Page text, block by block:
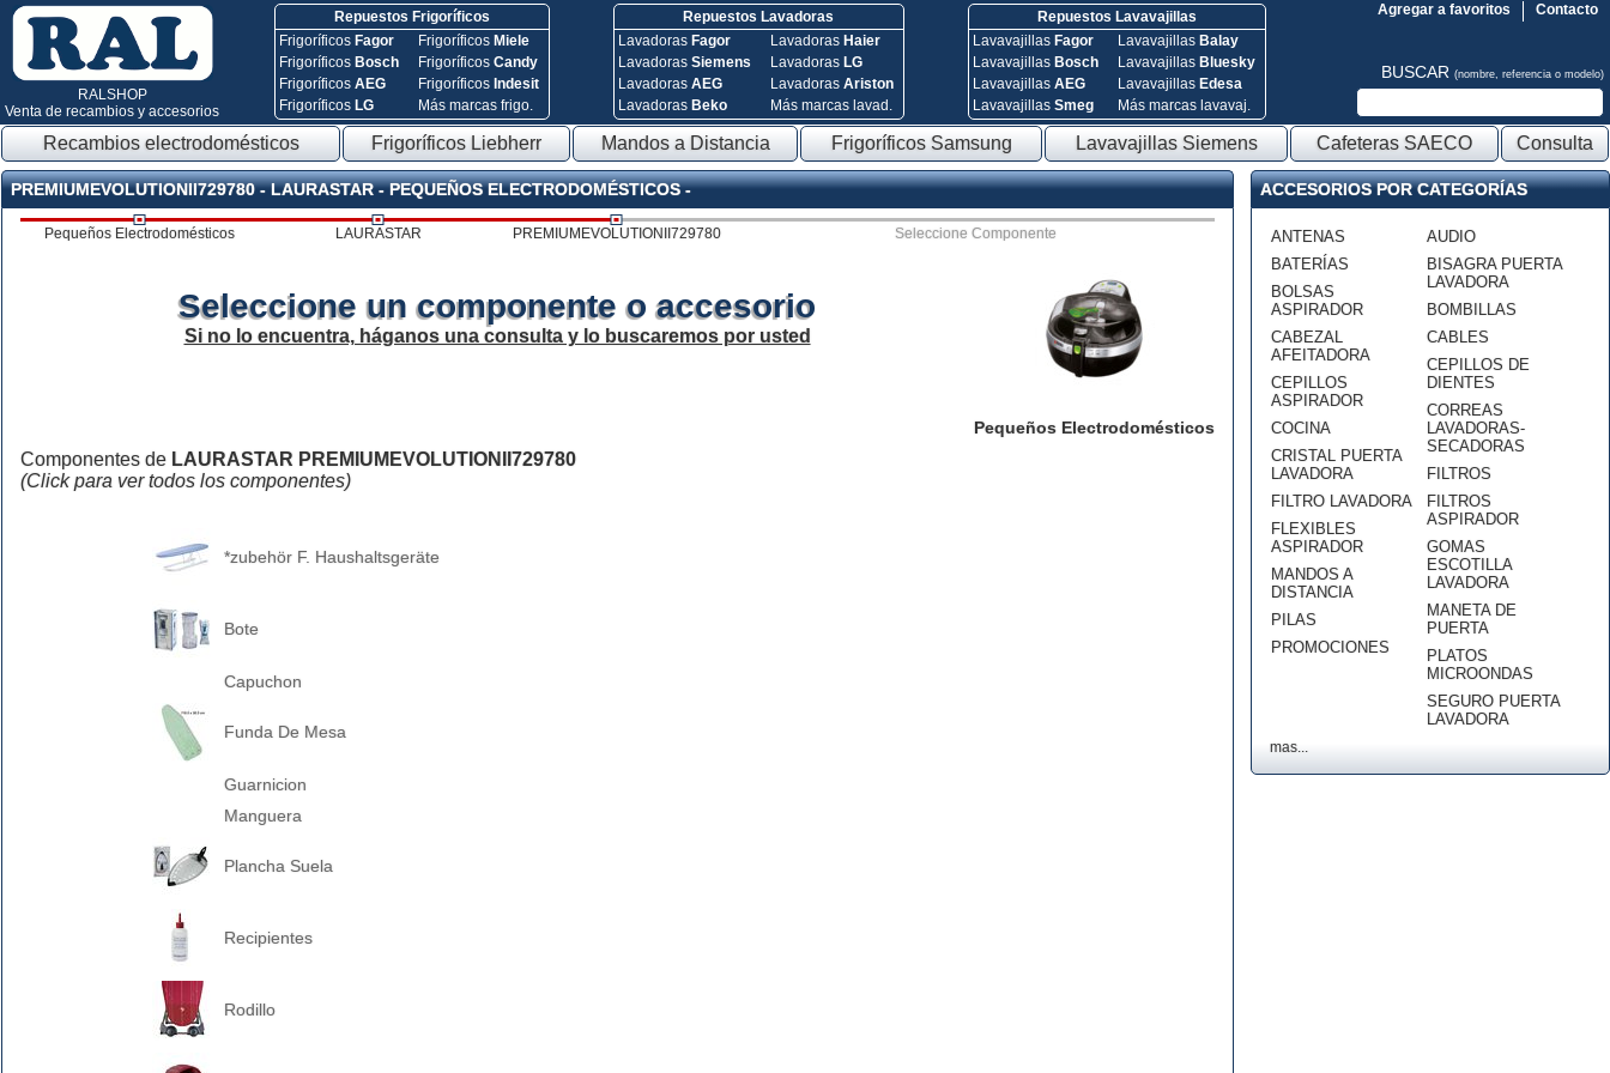
RALSHOP
Venta de recambios y accesorios
Repuestos Frigoríficos
Frigoríficos Fagor
Frigoríficos Bosch
FrigoríficosAEG
Frigoríficos LG
Frigoríficos Miele
FrigoríficosCandy
Frigoríficos Indesit
Más marcas frigo.
Repuestos Lavadoras
Lavadoras Fagor
Lavadoras Siemens
Lavadoras AEG
Lavadoras Beko
Lavadoras Haier
Lavadoras LG
Lavadoras Ariston
Más marcas lavad.
Repuestos Lavavajillas
Lavavajillas Fagor
Lavavajillas Bosch
Lavavajillas AEG
Lavavajillas Smeg
Lavavajillas Balay
Lavavajillas Bluesky
Lavavajillas Edesa
Más marcas lavavaj.
Contacto
Agregar a favoritos
BUSCAR (nombre, referencia o modelo)
Recambios electrodomésticos Frigoríficos Liebherr Mandos a Distancia Frigoríficos Samsung Lavavajillas Siemens Cafeteras SAECO Consulta
PREMIUMEVOLUTIONII729780 - LAURASTAR - PEQUEÑOS ELECTRODOMÉSTICOS -
Pequeños Electrodomésticos LAURASTAR PREMIUMEVOLUTIONII729780 Seleccione Componente
Pequeños Electrodomésticos
Seleccione un componente o accesorio
Si no lo encuentra, háganos una consulta y lo buscaremos por usted
Componentes de LAURASTAR PREMIUMEVOLUTIONII729780
(Click para ver todos los componentes)
*zubehör F. Haushaltsgeräte
Bote
Capuchon
Funda De Mesa
Guarnicion
Manguera
Plancha Suela
Recipientes
Rodillo
ACCESORIOS POR CATEGORÍAS
ANTENAS
BATERÍAS
BOLSAS
ASPIRADOR
CABEZAL
AFEITADORA
CEPILLOS
ASPIRADOR
COCINA
CRISTAL PUERTA
LAVADORA
FILTRO LAVADORA
FLEXIBLES
ASPIRADOR
MANDOS A
DISTANCIA
PILAS
PROMOCIONES
AUDIO
BISAGRA PUERTA
LAVADORA
BOMBILLAS
CABLES
CEPILLOS DE
DIENTES
CORREAS
LAVADORAS-
SECADORAS
FILTROS
FILTROS
ASPIRADOR
GOMAS
ESCOTILLA
LAVADORA
MANETA DE
PUERTA
PLATOS
MICROONDAS
SEGURO PUERTA
LAVADORA
mas...